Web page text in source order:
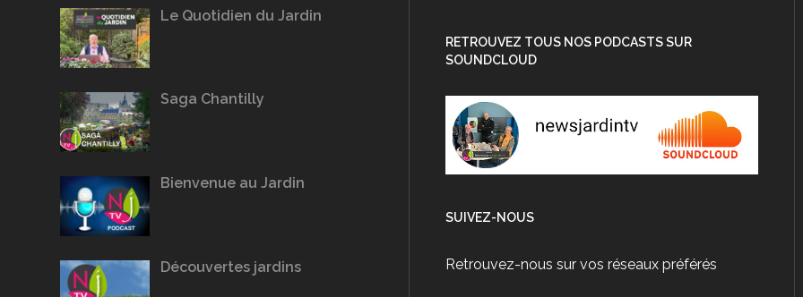
Le Quotidien du Jardin
Saga Chantilly
Bienvenue au Jardin
Découvertes jardins
RETROUVEZ TOUS NOS PODCASTS SUR
SOUNDCLOUD
SUIVEZ-NOUS
Retrouvez-nous sur vos réseaux préférés